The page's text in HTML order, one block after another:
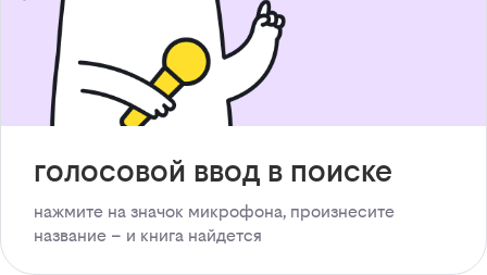
голосовой ввод в поиске
нажмите на значок микрофона, произнесите
название – и книга найдется